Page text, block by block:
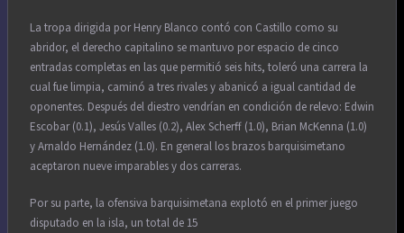
La tropa dirigida por Henry Blanco contó con Castillo como su
abridor, el derecho capitalino se mantuvo por espacio de cinco
entradas completas en las que permitió seis hits, toleró una carrera la
cual fue limpia, caminó a tres rivales y abanicó a igual cantidad de
oponentes. Después del diestro vendrían en condición de relevo: Edwin
Escobar (0.1), Jesús Valles (0.2), Alex Scherff (1.0), Brian McKenna (1.0)
y Arnaldo Hernández (1.0). En general los brazos barquisimetano
aceptaron nueve imparables y dos carreras.
Por su parte, la ofensiva barquisimetana explotó en el primer juego
disputado en la isla, un total de 15